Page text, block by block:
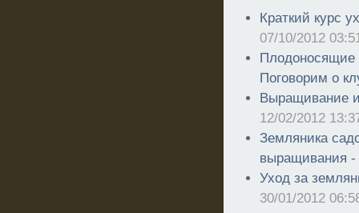
Краткий курс
07/10/2012
Плодоносящие
Поговорим о
Выращивание
12/02/2012
Земляника
выращивания
Уход за
30/01/2012